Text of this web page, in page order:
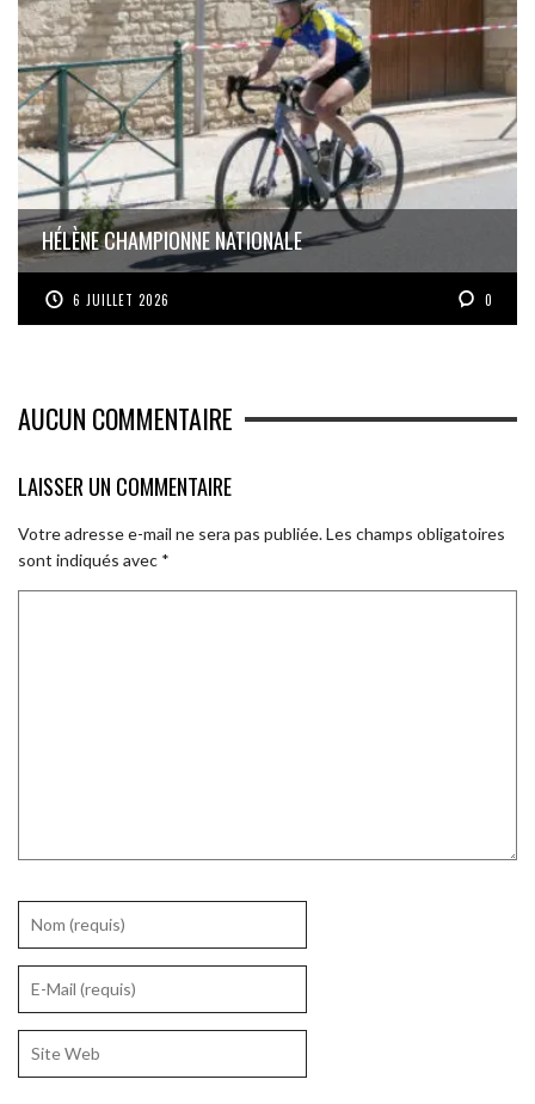
HÉLÈNE CHAMPIONNE NATIONALE
6 JUILLET 2026 0
AUCUN COMMENTAIRE
LAISSER UN COMMENTAIRE
Votre adresse e-mail ne sera pas publiée.Les champs obligatoires
sont indiqués avec *